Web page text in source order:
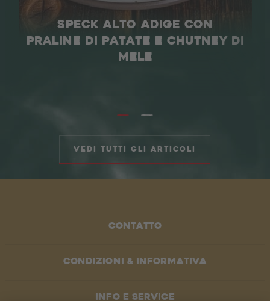
SPECK ALTO ADIGE CON
PRALINE DI PATATE E CHUTNEY DI
MELE
Vedi tutti gli articoli
Contatto
Condizioni & informativa
Info e service